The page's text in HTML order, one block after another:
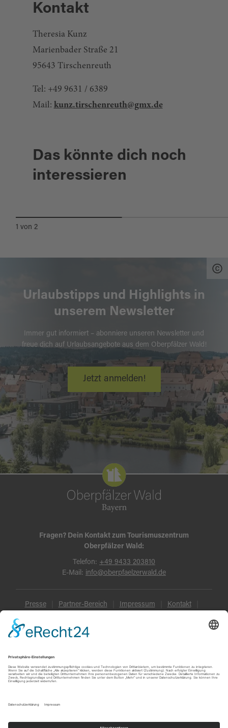
Kontakt
Theresia Kunz
Marienbader Straße 21
95643 Tirschenreuth
Tel: +49 9631 / 6389
Mail: kunz.tirschenreuth@gmx.de
Das könnte dich noch
interessieren
1 von2
Urlaubstipps und Highlights in
unserem Newsletter
Immer gut informiert – abonniere unseren Newsletter und
freue dich auf Urlaubsangebote aus dem Oberpfälzer Wald!
Jetzt anmelden!
Fragen? Dein Kontakt zum Tourismuszentrum
Oberpfälzer Wald:
Telefon: +49 9433 203810
E-Mail: info@oberpfaelzerwald.de
Presse Partner-Bereich Impressum Kontakt
Datenschutz